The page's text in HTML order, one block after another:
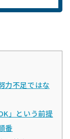
力不足ではな
」という前提
番